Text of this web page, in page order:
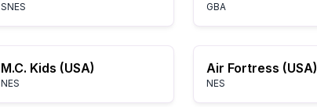
SNES GBA
M.C. Kids (USA)
NES
Air Fortress (USA)
NES